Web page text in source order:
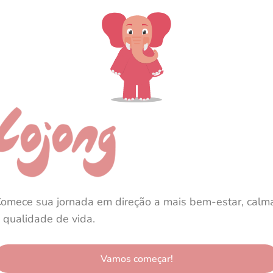
sua jornada em direção a mais bem-estar,
qualidade de vida.
Vamos começar!